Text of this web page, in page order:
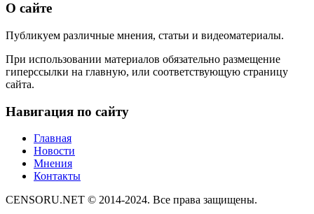
О сайте
Публикуем различные мнения, статьи и видеоматериалы.
При использовании материалов обязательно размещение
гиперссылки на главную, или соответствующую страницу
сайта.
Навигация по сайту
Главная
Новости
Мнения
Контакты
CENSORU.NET © 2014-2024. Все права защищены.